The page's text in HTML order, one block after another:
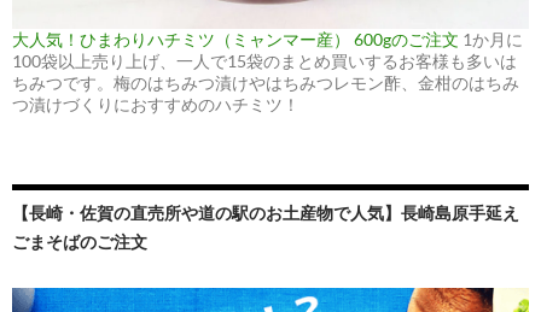
大人気！ひまわりハチミツ（ミャンマー産） 600gのご注文 1か月に
100袋以上売り上げ、一人で15袋のまとめ買いするお客様も多いは
ちみつです。梅のはちみつ漬けやはちみつレモン酢、金柑のはちみ
つ漬けづくりにおすすめのハチミツ！
【長崎・佐賀の直売所や道の駅のお土産物で人気】長崎島原手延え
ごまそばのご注文